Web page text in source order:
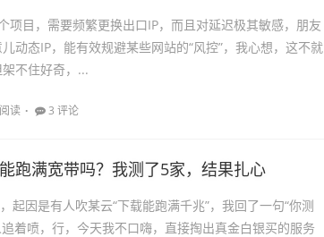
项目，需要频繁更换出口IP，而且对延迟极其敏感，朋友
动态IP，能有效规避某些网站的“风控”，我心想，这不就
不住好奇，...
读 3 评论
跑满宽带吗？我测了5家，结果扎心
起因是有人吹某云“下载能跑满千兆”，我回了一句“你测
着喷，行，今天我不口嗨，直接掏出真金白银买的服务